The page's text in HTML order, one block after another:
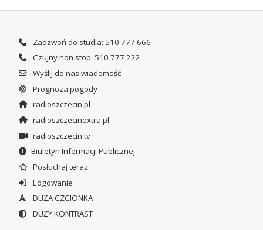
Zadzwoń do studia: 510 777 666
Czujny non stop: 510 777 222
Wyślij do nas wiadomość
Prognoza pogody
radioszczecin.pl
radioszczecinextra.pl
radioszczecin.tv
Biuletyn Informacji Publicznej
Posłuchaj teraz
Logowanie
DUŻA CZCIONKA
DUŻY KONTRAST